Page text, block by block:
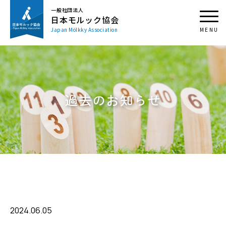
一般社団法人
日本モルック協会
Japan Mölkky Association
過去のお知らせ
2024.06.05